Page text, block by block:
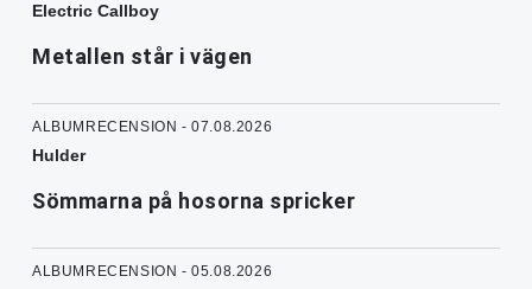
Electric Callboy
Metallen står i vägen
ALBUMRECENSION - 07.08.2026
Hulder
Sömmarna på hosorna spricker
ALBUMRECENSION - 05.08.2026